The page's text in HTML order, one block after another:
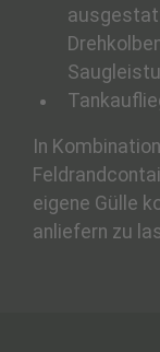
In
eigene Gülle
anliefern zu